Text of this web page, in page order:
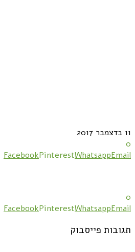
11 בדצמבר 2017
0
FacebookPinterestWhatsappEmail
0
FacebookPinterestWhatsappEmail
תגובות פייסבוק